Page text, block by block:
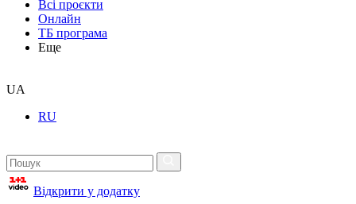
Всі проєкти
Онлайн
ТБ програма
Еще
UA
RU
Відкрити у додатку